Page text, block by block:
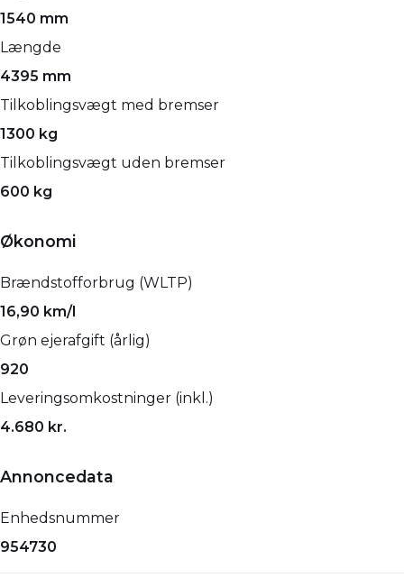
1540 mm
Længde
4395 mm
Tilkoblingsvægt med bremser
1300 kg
Tilkoblingsvægt uden bremser
600 kg
Økonomi
Brændstofforbrug (WLTP)
16,90 km/l
Grøn ejerafgift (årlig)
920
Leveringsomkostninger (inkl.)
4.680 kr.
Annoncedata
Enhedsnummer
954730